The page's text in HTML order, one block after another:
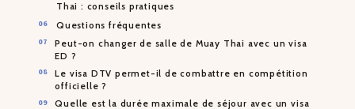
Thai : conseils pratiques
Questions fréquentes
Peut-on changer de salle de Muay Thai avec un visa
ED ?
Le visa DTV permet-il de combattre en compétition
officielle ?
Quelle est la durée maximale de séjour avec un visa